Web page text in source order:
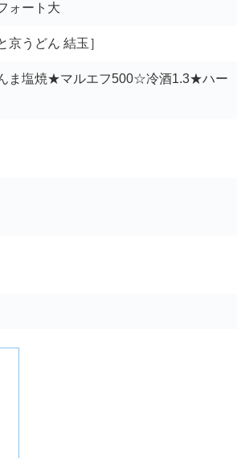
ォート大
うどん 結玉］
ま塩焼★マルエフ500☆冷酒1.3★ハー